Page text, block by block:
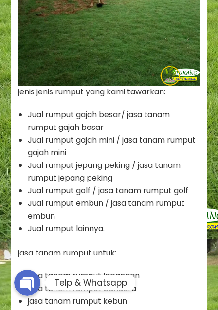
jenis jenis rumput yang kami tawarkan:
Jual rumput gajah besar/ jasa tanam
rumput gajah besar
Jual rumput gajah mini / jasa tanam rumput
gajah mini
Jual rumput jepang peking / jasa tanam
rumput jepang peking
Jual rumput golf / jasa tanam rumput golf
Jual rumput embun / jasa tanam rumput
embun
Jual rumput lainnya.
jasa tanam rumput untuk:
jasa tanam rumput lapangan
jasa tanam rumput bandara
jasa tanam rumput kebun
Phone
Telp & Whatsapp